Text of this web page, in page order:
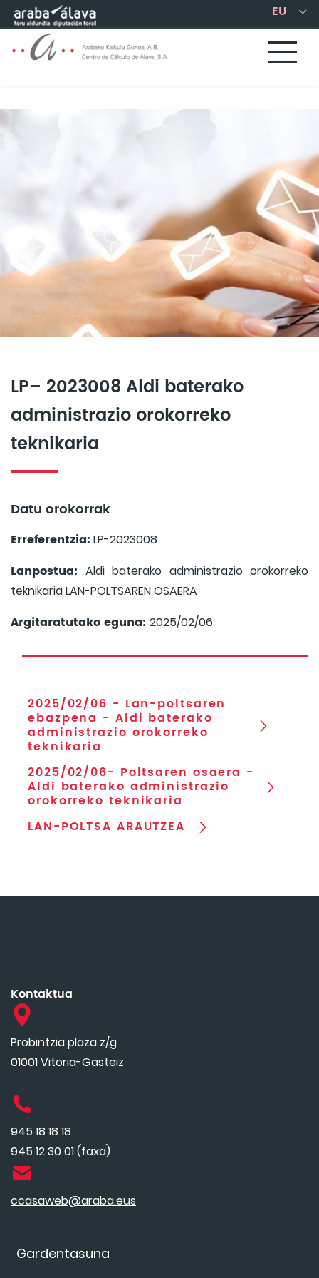
Eduki nagusira joan
LP– 2023008 Aldi baterako
administrazio orokorreko
teknikaria
Datu orokorrak
Erreferentzia: LP-2023008
Lanpostua: Aldi baterako administrazio orokorreko
teknikaria LAN-POLTSAREN OSAERA
Argitaratutako eguna: 2025/02/06
2025/02/06 - Lan-poltsaren
ebazpena - Aldi baterako
administrazio orokorreko
teknikaria
2025/02/06- Poltsaren osaera -
Aldi baterako administrazio
orokorreko teknikaria
LAN-POLTSA ARAUTZEA
Gardentasuna
Kontaktua
Probintzia plaza z/g
01001 Vitoria-Gasteiz
945 18 18 18
945 12 30 01 (faxa)
ccasaweb@araba.eus